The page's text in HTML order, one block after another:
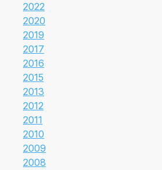
2022
2020
2019
2017
2016
2015
2013
2012
2011
2010
2009
2008